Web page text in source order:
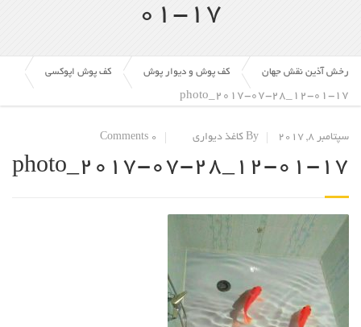
01-17
رخش آذین نقش جهان کف پوش و دیوار پوش کف پوش اپوکسی
photo_2017-07-28_12-01-17
سپتامبر 8, 2017 By کاغذ دیواری 0 Comments
photo_2017-07-28_12-01-17